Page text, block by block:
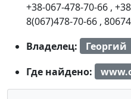
+38-067-478-70-66 ,
8(067)478-70-66 ,
Владелец:
Георгий
Где найдено: